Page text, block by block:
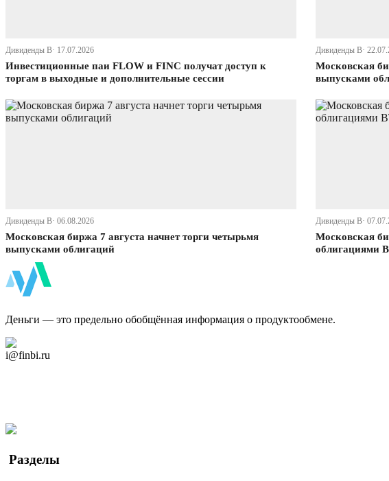
Дивиденды В· 17.07.2026
Инвестиционные паи FLOW и FINC получат доступ к
торгам в выходные и дополнительные сессии
Дивиденды В·
Московская
выпусками
Дивиденды В· 06.08.2026
Московская биржа 7 августа начнет торги четырьмя
выпусками облигаций
Дивиденды В·
Московская
облигациями
Деньги — это предельно обобщённая информация о продуктообмене.
i@finbi.ru
Разделы